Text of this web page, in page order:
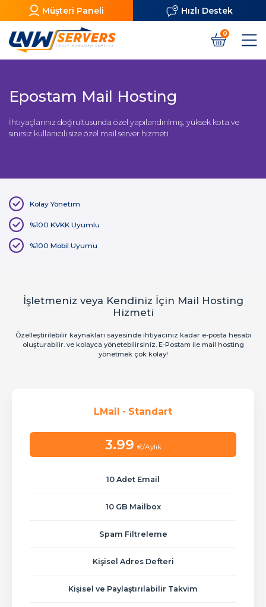
Müşteri Paneli Hızlı Destek
0
Epostam Mail Hosting
İhtiyaçlarınız doğrultusunda özel yapılandırılmış, yüksek kota ve
sınırsız kullanıcılı size özel mail server hizmeti
Kolay Yönetim
%100 KVKK Uyumlu
%100 Mobil Uyumu
İşletmeniz veya Kendiniz İçin Mail Hosting
Hizmeti
Özelleştirilebilir kaynakları sayesinde ihtiyacınız kadar e-posta hesabı
oluşturabilir. ve kolayca yönetebilirsiniz. E-Postam ile mail hosting
yönetmek çok kolay!
LMail - Standart
3.99 €/Aylık
10 Adet Email
10 GB Mailbox
Spam Filtreleme
Kişisel Adres Defteri
Kişisel ve Paylaştırılabilir Takvim